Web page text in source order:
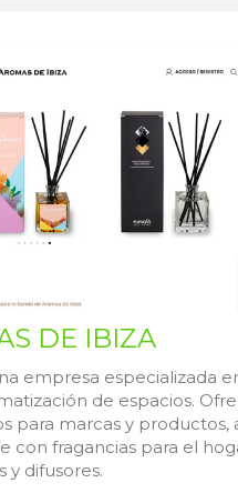
DE IBIZA
empresa especializada
de espacios.
para marcas y productos,
con fragancias para el
y difusores.